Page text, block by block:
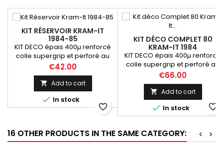
KIT RÉSERVOIR KRAM-IT
1984-85
KIT DECO épais 400µ renforcé
colle supergrip et perforé au
niveau du réservoir
Price
€42.00
 Add to cart
 In stock
favorite_border
KIT DÉCO COMPLET 80
KRAM-IT 1984
KIT DECO épais 400µ renforcé
colle supergrip et perforé au
niveau du réservoir
Price
€66.00
 Add to cart
 In stock favorite_border
16 OTHER PRODUCTS IN THE SAME CATEGORY: >
<